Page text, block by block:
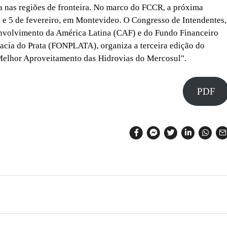
nas regiões de fronteira. No marco do FCCR, a próxima
5 de fevereiro, em Montevideo. O Congresso de Intendentes,
da América Latina (CAF) e do Fundo Financeiro
do Prata (FONPLATA), organiza a terceira edição do
Aproveitamento das Hidrovias do Mercosul".
PDF